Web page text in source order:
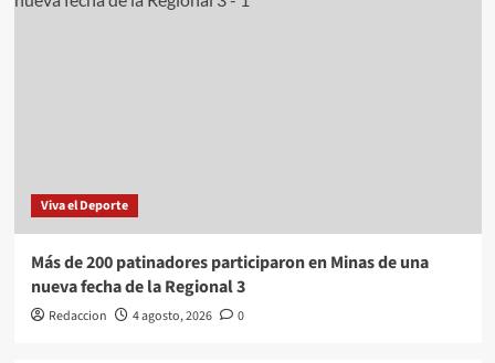
Viva el Deporte
Más de 200 patinadores participaron en Minas de una
nueva fecha de la Regional 3
Redaccion 4 agosto, 2026 0